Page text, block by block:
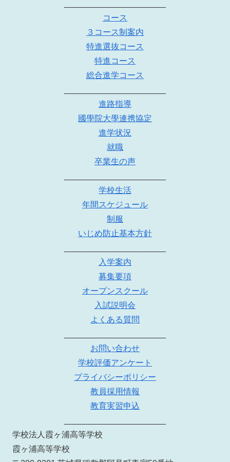
コース
３コース制案内
特進選抜コース
特進コース
総合進学コース
進路指導
國學院大學連携協定
進学状況
就職
卒業生の声
学校生活
年間スケジュール
制服
いじめ防止基本方針
入学案内
募集要項
オープンスクール
入試説明会
よくある質問
お問い合わせ
学校評価アンケート
プライバシーポリシー
教員採用情報
教育実習申込
学校法人霞ヶ浦高等学校
霞ヶ浦高等学校